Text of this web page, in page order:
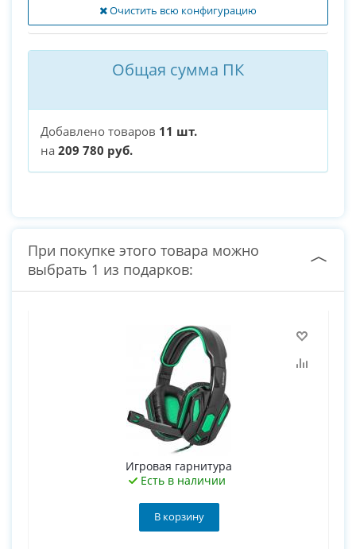
Очистить всю конфигурацию
Общая сумма ПК
Добавлено товаров 11 шт.
на 209 780 руб.
При покупке этого товара можно
выбрать 1 из подарков:
Игровая гарнитура
Есть в наличии
В корзину